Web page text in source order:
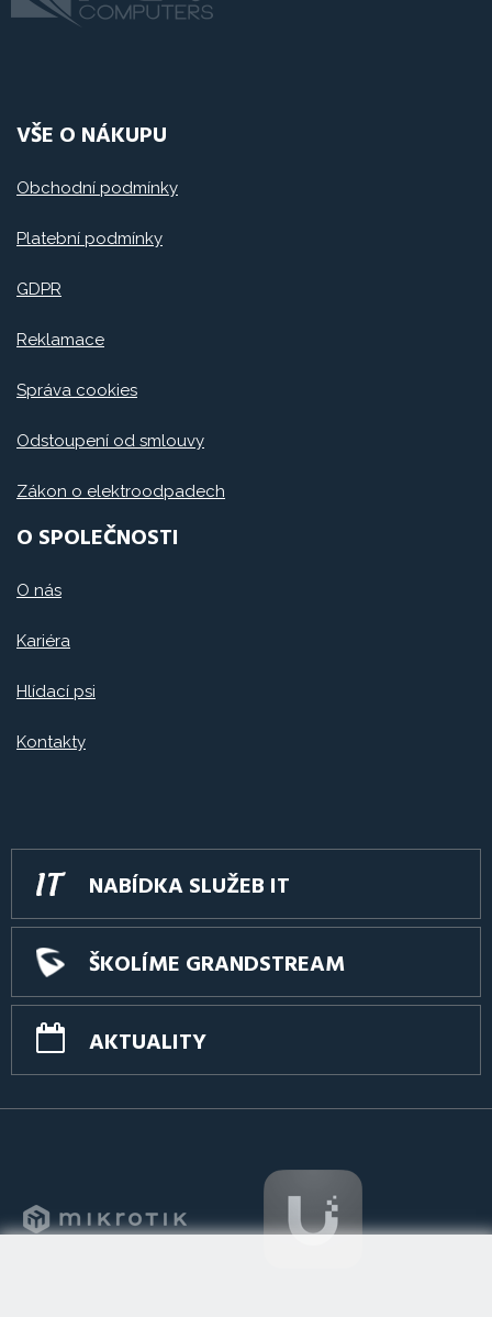
VŠE O NÁKUPU
Obchodní podmínky
Platební podmínky
GDPR
Reklamace
Správa cookies
Odstoupení od smlouvy
Zákon o elektroodpadech
O SPOLEČNOSTI
O nás
Kariéra
Hlídací psi
Kontakty
NABÍDKA SLUŽEB IT
ŠKOLÍME GRANDSTREAM
AKTUALITY